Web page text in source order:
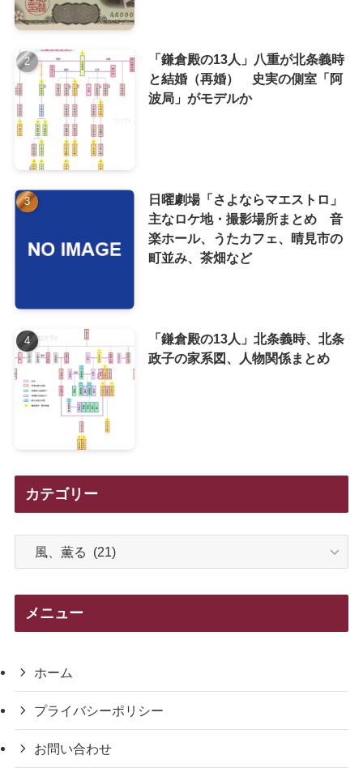
「鎌倉殿の13人」八重が北条義時
と結婚（再婚） 史実の側室「阿
波局」がモデルか
日曜劇場「さよならマエストロ」
主なロケ地・撮影場所まとめ 音
楽ホール、うたカフェ、晴見市の
町並み、茶畑など
「鎌倉殿の13人」北条義時、北条
政子の家系図、人物関係まとめ
カテゴリー
メニュー
ホーム
プライバシーポリシー
お問い合わせ